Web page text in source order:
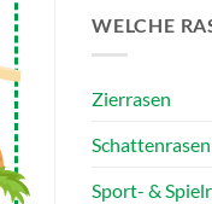
WELCHE
Zierrasen
Schattenrasen
Sport- &